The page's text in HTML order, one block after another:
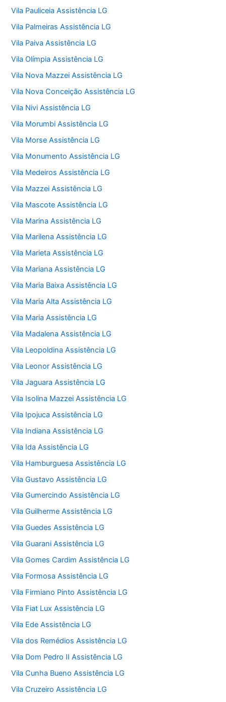
Vila Pauliceia Assistência LG
Vila Palmeiras Assistência LG
Vila Paiva Assistência LG
Vila Olímpia Assistência LG
Vila Nova Mazzei Assistência LG
Vila Nova Conceição Assistência LG
Vila Nivi Assistência LG
Vila Morumbi Assistência LG
Vila Morse Assistência LG
Vila Monumento Assistência LG
Vila Medeiros Assistência LG
Vila Mazzei Assistência LG
Vila Mascote Assistência LG
Vila Marina Assistência LG
Vila Marilena Assistência LG
Vila Marieta Assistência LG
Vila Mariana Assistência LG
Vila Maria Baixa Assistência LG
Vila Maria Alta Assistência LG
Vila Maria Assistência LG
Vila Madalena Assistência LG
Vila Leopoldina Assistência LG
Vila Leonor Assistência LG
Vila Jaguara Assistência LG
Vila Isolina Mazzei Assistência LG
Vila Ipojuca Assistência LG
Vila Indiana Assistência LG
Vila Ida Assistência LG
Vila Hamburguesa Assistência LG
Vila Gustavo Assistência LG
Vila Gumercindo Assistência LG
Vila Guilherme Assistência LG
Vila Guedes Assistência LG
Vila Guarani Assistência LG
Vila Gomes Cardim Assistência LG
Vila Formosa Assistência LG
Vila Firmiano Pinto Assistência LG
Vila Fiat Lux Assistência LG
Vila Ede Assistência LG
Vila dos Remédios Assistência LG
Vila Dom Pedro II Assistência LG
Vila Cunha Bueno Assistência LG
Vila Cruzeiro Assistência LG